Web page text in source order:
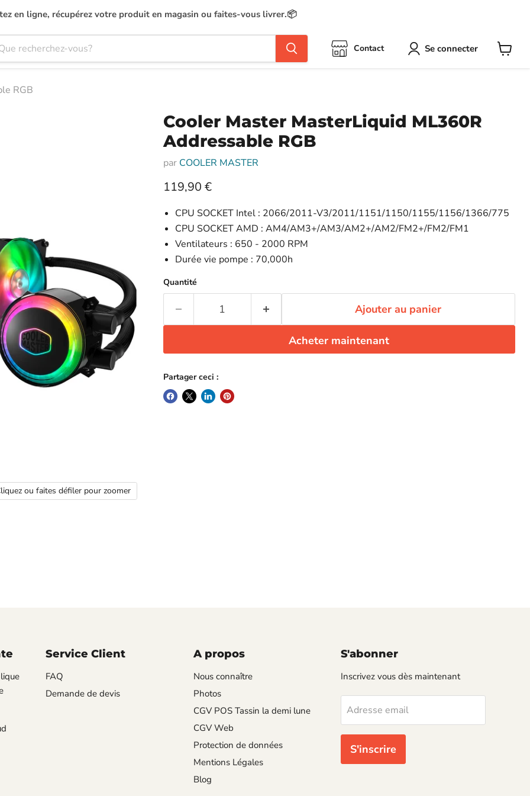
en ligne, récupérez votre produit en magasin ou faites-vous livrer.📦
Contact Se connecter
RGB
ou faites défiler pour zoomer
Cooler Master MasterLiquid ML360R
Addressable RGB
par COOLER MASTER
Prix actuel
119,90 €
CPU SOCKET Intel : 2066/2011-V3/2011/1151/1150/1155/1156/1366/775
CPU SOCKET AMD : AM4/AM3+/AM3/AM2+/AM2/FM2+/FM2/FM1
Ventilateurs : 650 - 2000 RPM
Durée vie pompe : 70,000h
Quantité
Ajouter au panier
Acheter maintenant
Partager ceci :
Service Client
FAQ
Demande de devis
A propos
Nous connaître
Photos
CGV POS Tassin la demi lune
CGV Web
Protection de données
Mentions Légales
Blog
S'abonner
Inscrivez vous dès maintenant
Adresse email
S'inscrire